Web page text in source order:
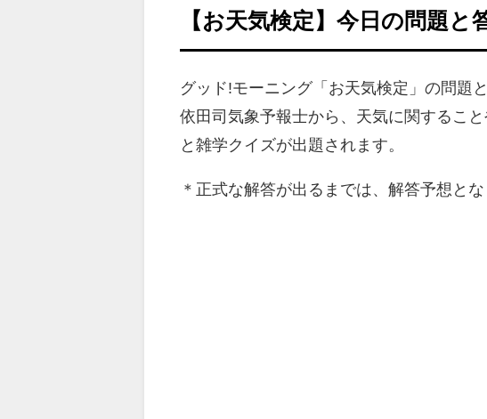
【お天気検定】今日の問題と
グッド!モーニング「お天気検定」の問題
依田司気象予報士から、天気に関するこ
と雑学クイズが出題されます。
＊正式な解答が出るまでは、解答予想と